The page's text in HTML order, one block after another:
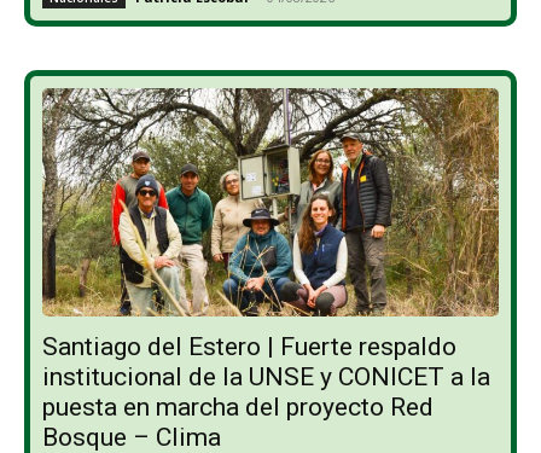
Santiago del Estero | Fuerte respaldo
institucional de la UNSE y CONICET a la
puesta en marcha del proyecto Red
Bosque – Clima